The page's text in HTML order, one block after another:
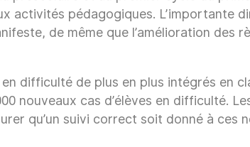
activités pédagogiques. L’importante
de même que l’amélioration des
difficulté de plus en plus intégrés en
nouveaux cas d’élèves en difficulté.
qu’un suivi correct soit donné à ces